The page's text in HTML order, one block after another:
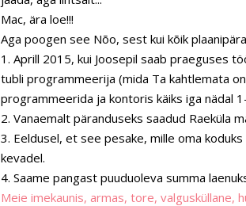
Mac, ära loe!!!
Aga poogen see Nõo, sest kui kõik
1. Aprill 2015, kui Joosepil saab praeguses
tubli programmeerija (mida Ta kahtlemata
programmeerida ja kontoris käiks iga nädal
2. Vanaemalt päranduseks saadud Raeküla
3. Eeldusel, et see pesake, mille oma
kevadel.
4. Saame pangast puuduoleva summa
Meie imekaunis, armas, tore, valgusküllane,